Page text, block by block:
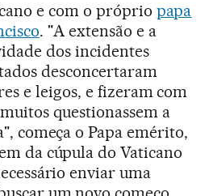
e com o próprio papa
. "A extensão e a
dos incidentes
desconcertaram
e leigos, e fizeram com
questionassem a
começa o Papa emérito,
da cúpula do Vaticano
enviar uma